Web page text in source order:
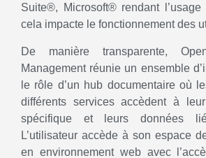
Suite®, Microsoft® rendant
cela impacte le fonctionnement des
De manière transparente,
Management réunie un ensemble
le rôle d’un hub documentaire où
différents services accèdent à
spécifique et leurs données
L’utilisateur accède à son espace
en environnement web avec